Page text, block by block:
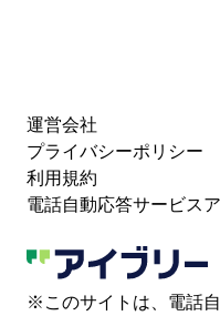
運営会社
プライバシーポリシー
利用規約
電話自動応答サービス
※このサイトは、電話